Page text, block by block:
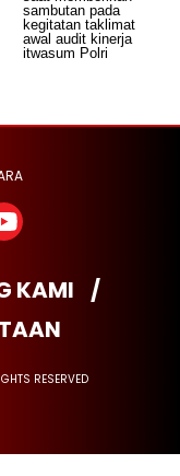
KAMI
RESERVED